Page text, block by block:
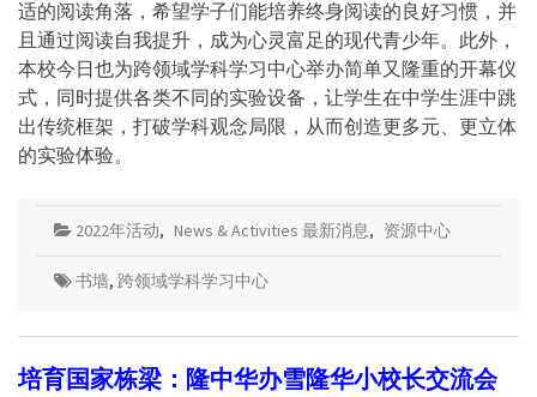
适的阅读角落，希望学子们能培养终身阅读的良好习惯，并
且通过阅读自我提升，成为心灵富足的现代青少年。此外，
本校今日也为跨领域学科学习中心举办简单又隆重的开幕仪
式，同时提供各类不同的实验设备，让学生在中学生涯中跳
出传统框架，打破学科观念局限，从而创造更多元、更立体
的实验体验。
2022年活动, News & Activities 最新消息, 资源中心
书墙, 跨领域学科学习中心
培育国家栋梁：隆中华办雪隆华小校长交流会